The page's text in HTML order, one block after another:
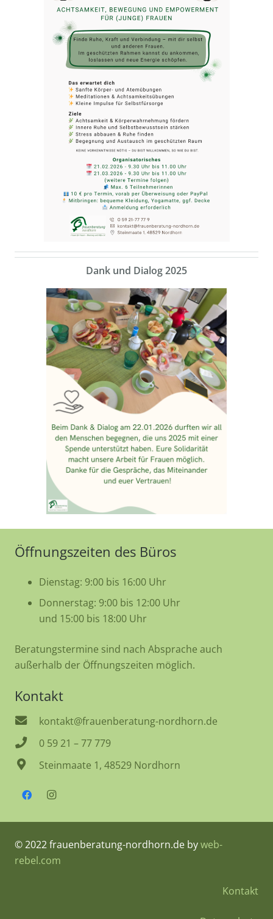
Dank und Dialog 2025
Öffnungszeiten des Büros
Dienstag: 9:00 bis 16:00 Uhr
Donnerstag: 9:00 bis 12:00 Uhr
und 15:00 bis 18:00 Uhr
Beratungstermine sind nach Absprache auch
außerhalb der Öffnungszeiten möglich.
Kontakt
kontakt@frauenberatung-nordhorn.de
0 59 21 – 77 779
Steinmaate 1, 48529 Nordhorn
© 2022 frauenberatung-nordhorn.de byweb-
rebel.com
Kontakt